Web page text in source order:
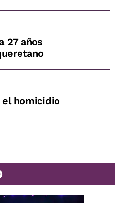
27 años
homicidio